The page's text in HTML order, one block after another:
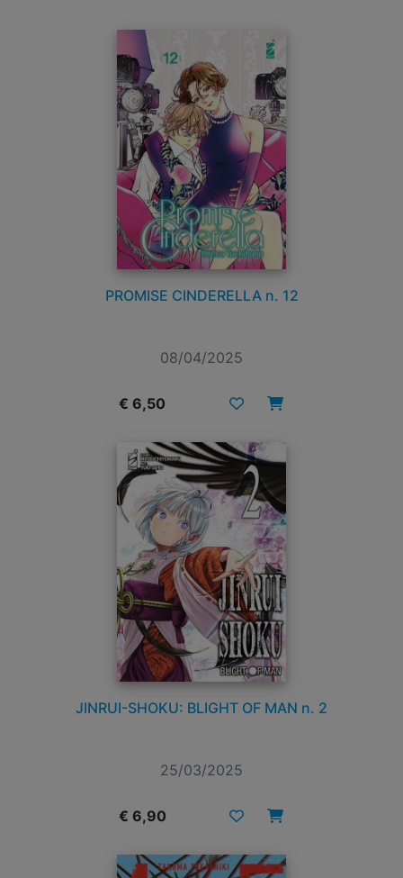
PROMISE CINDERELLA n. 12
08/04/2025
€ 6,50
JINRUI-SHOKU: BLIGHT OF MAN n. 2
25/03/2025
€ 6,90